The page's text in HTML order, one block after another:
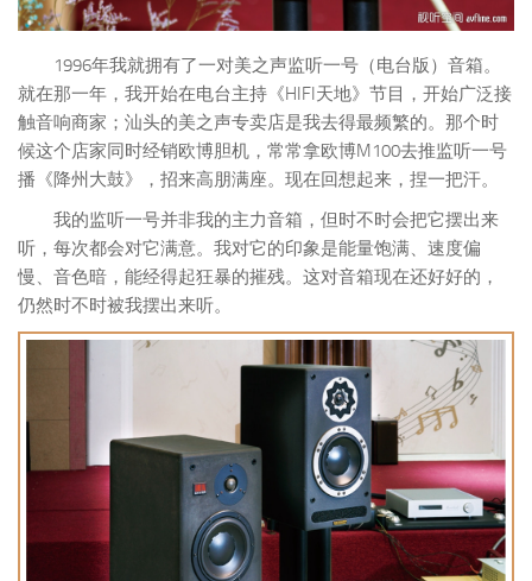
1996年我就拥有了一对美之声监听一号（电台版）音箱。
就在那一年，我开始在电台主持《HIFI天地》节目，开始广泛接
触音响商家；汕头的美之声专卖店是我去得最频繁的。那个时
候这个店家同时经销欧博胆机，常常拿欧博M100去推监听一号
播《降州大鼓》，招来高朋满座。现在回想起来，捏一把汗。
我的监听一号并非我的主力音箱，但时不时会把它摆出来
听，每次都会对它满意。我对它的印象是能量饱满、速度偏
慢、音色暗，能经得起狂暴的摧残。这对音箱现在还好好的，
仍然时不时被我摆出来听。